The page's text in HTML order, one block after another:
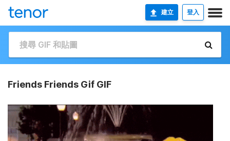
建立 登入
Friends Friends Gif GIF